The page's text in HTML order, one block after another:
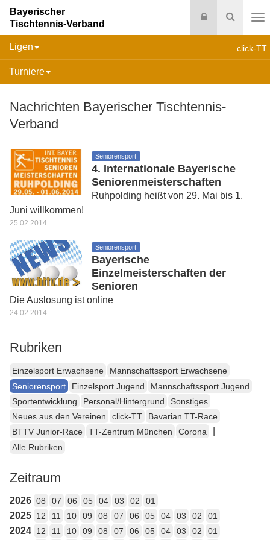
Suche
Login
Bayerischer
Tischtennis-Verband
click-TT
Ligen
Turniere
Nachrichten Bayerischer Tischtennis-
Verband
Seniorensport
4. Internationale Bayerische
Seniorenmeisterschaften
Ruhpolding heißt von 29. Mai bis 1.
Juni willkommen!
25.02.2014
Seniorensport
Bayerische
Einzelmeisterschaften der
Senioren
Die Auslosung ist online
24.02.2014
Rubriken
Einzelsport Erwachsene
Mannschaftssport Erwachsene
Seniorensport
Einzelsport Jugend
Mannschaftssport Jugend
Sportentwicklung
Personal/Hintergrund
Sonstiges
Neues aus den Vereinen
click-TT
Bavarian TT-Race
BTTV Junior-Race
TT-Zentrum München Corona
Alle Rubriken
Zeitraum
2026 08 07 06 05 04 03 02 01
2025 12 11 10 09 08 07 06 05 04 03 02 01
2024 12 11 10 09 08 07 06 05 04 03 02 01